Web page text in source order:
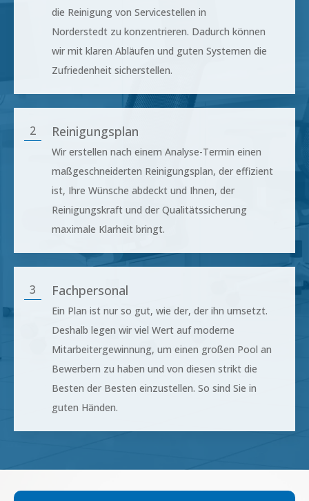
die Reinigung von Servicestellen in
Norderstedt zu konzentrieren. Dadurch können
wir mit klaren Abläufen und guten Systemen die
Zufriedenheit sicherstellen.
2 Reinigungsplan
Wir erstellen nach einem Analyse-Termin einen
maßgeschneiderten Reinigungsplan, der effizient
ist, Ihre Wünsche abdeckt und Ihnen, der
Reinigungskraft und der Qualitätssicherung
maximale Klarheit bringt.
3 Fachpersonal
Ein Plan ist nur so gut, wie der, der ihn umsetzt.
Deshalb legen wir viel Wert auf moderne
Mitarbeitergewinnung, um einen großen Pool an
Bewerbern zu haben und von diesen strikt die
Besten der Besten einzustellen. So sind Sie in
guten Händen.